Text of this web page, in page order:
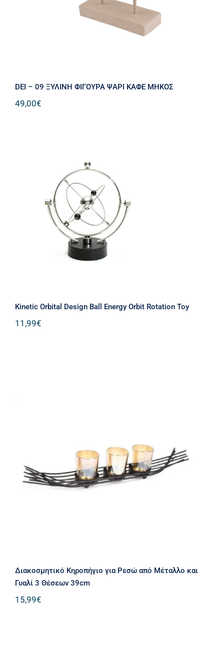
DEI – 09 ΞΥΛΙΝΗ ΦΙΓΟΥΡΑ ΨΑΡΙ ΚΑΦΕ ΜΗΚΟΣ
49,00€
Kinetic Orbital Design Ball Energy
Orbit Rotation Toy
Kinetic Orbital Design Ball Energy Orbit Rotation Toy
11,99€
Διακοσμητικό Κηροπήγιο για Ρεσώ
από Μέταλλο και Γυαλί 3 Θέσεων
39cm
Διακοσμητικό Κηροπήγιο για Ρεσώ από Μέταλλο και
Γυαλί 3 Θέσεων 39cm
15,99€